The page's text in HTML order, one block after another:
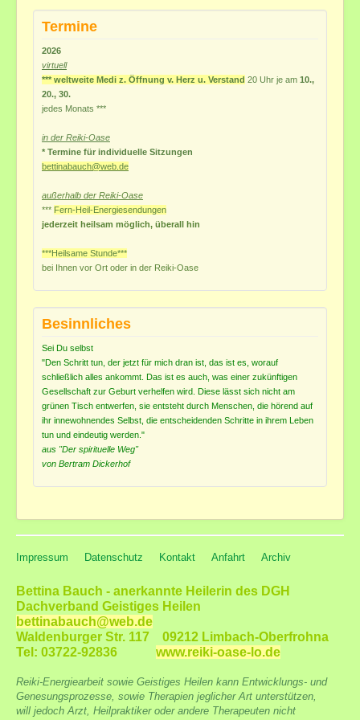
Termine
2026
virtuell
*** weltweite Medi z. Öffnung v. Herz u. Verstand 20 Uhr je am 10.,
20., 30.
jedes Monats ***
in der Reiki-Oase
* Termine für individuelle Sitzungen
bettinabauch@web.de
außerhalb der Reiki-Oase
*** Fern-Heil-Energiesendungen
jederzeit heilsam möglich, überall hin
***Heilsame Stunde***
bei Ihnen vor Ort oder in der Reiki-Oase
Besinnliches
Sei Du selbst
"Den Schritt tun, der jetzt für mich dran ist, das ist es, worauf
schließlich alles ankommt. Das ist es auch, was einer zukünftigen
Gesellschaft zur Geburt verhelfen wird. Diese lässt sich nicht am
grünen Tisch entwerfen, sie entsteht durch Menschen, die hörend auf
ihr innewohnendes Selbst, die entscheidenden Schritte in ihrem Leben
tun und eindeutig werden."
aus "Der spirituelle Weg"
von Bertram Dickerhof
Impressum Datenschutz Kontakt Anfahrt Archiv
Bettina Bauch - anerkannte Heilerin des DGH
Dachverband Geistiges Heilen
bettinabauch@web.de
Waldenburger Str. 117 09212 Limbach-Oberfrohna
Tel: 03722-92836 www.reiki-oase-lo.de
Reiki-Energiearbeit sowie Geistiges Heilen kann Entwicklungs- und
Genesungsprozesse, sowie Therapien jeglicher Art unterstützen,
will jedoch Arzt, Heilpraktiker oder andere Therapeuten nicht